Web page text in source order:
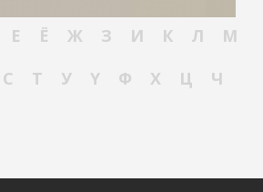
Е Ё Ж З И К Л
М
С Т У Ү Ф Х Ц
Ч